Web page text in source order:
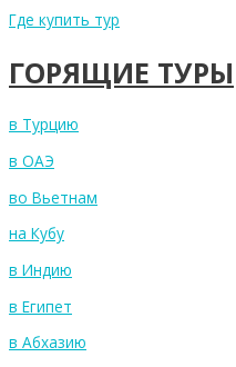
Где купить тур
ГОРЯЩИЕ ТУРЫ
в Турцию
в ОАЭ
во Вьетнам
на Кубу
в Индию
в Египет
в Абхазию